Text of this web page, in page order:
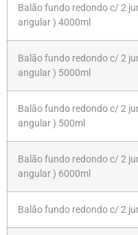
Balão fundo redondo c/ 2
angular ) 4000ml
Balão fundo redondo c/ 2
angular ) 5000ml
Balão fundo redondo c/ 2
angular ) 500ml
Balão fundo redondo c/ 2
angular ) 6000ml
Balão fundo redondo c/ 2